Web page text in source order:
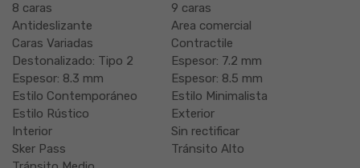
8 caras
9 caras
Antideslizante
Area comercial
Caras Variadas
Contractile
Destonalizado: Tipo 2
Espesor: 7.2 mm
Espesor: 8.3 mm
Espesor: 8.5 mm
Estilo Contemporáneo
Estilo Minimalista
Estilo Rústico
Exterior
Interior
Sin rectificar
Sker Pass
Tránsito Alto